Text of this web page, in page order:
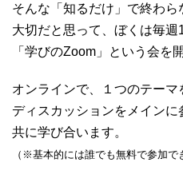
そんな「 知るだけ」で終わら
大切だと思って、ぼくは毎週1
「学びのZoom」という会を
オンラインで、１つのテーマ
ディスカッションをメインに
共に学び合います。
（※基本的には誰でも無料で参加で